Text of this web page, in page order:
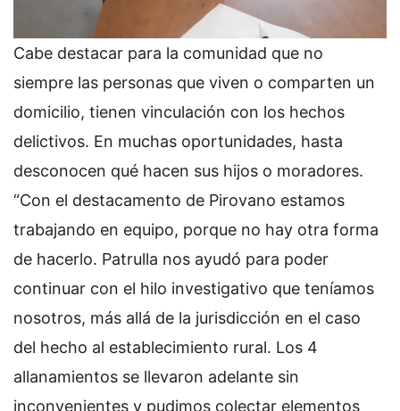
Cabe destacar para la comunidad que no
siempre las personas que viven o comparten un
domicilio, tienen vinculación con los hechos
delictivos. En muchas oportunidades, hasta
desconocen qué hacen sus hijos o moradores.
“Con el destacamento de Pirovano estamos
trabajando en equipo, porque no hay otra forma
de hacerlo. Patrulla nos ayudó para poder
continuar con el hilo investigativo que teníamos
nosotros, más allá de la jurisdicción en el caso
del hecho al establecimiento rural. Los 4
allanamientos se llevaron adelante sin
inconvenientes y pudimos colectar elementos